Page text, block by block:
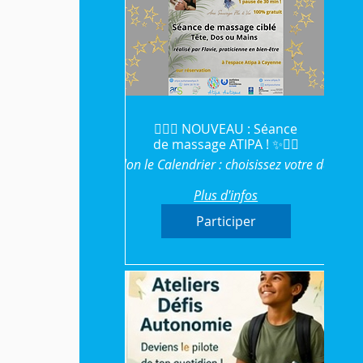
💆‍♀️✨ NOUVEAU : Séance
de massage ATIPA ! ✨💆‍♂️
Selon le Calendrier : choisissez votre date
Plus d'infos
Participer